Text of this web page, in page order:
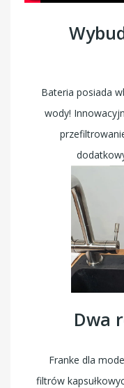
Bateria posiada
wody!
Dwa
Franke dla
filtrów